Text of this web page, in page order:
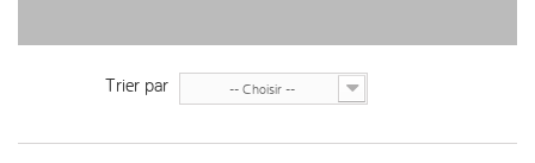
Trier par -- Choisir --